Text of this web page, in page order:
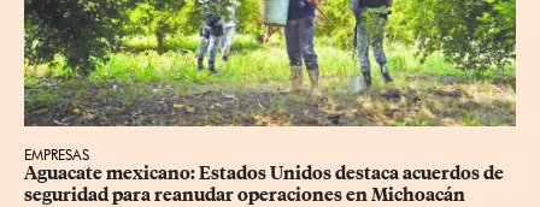
EMPRESAS
Aguacate mexicano: Estados Unidos destaca acuerdos de
seguridad para reanudar operaciones en Michoacán